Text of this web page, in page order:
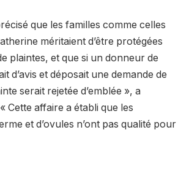
que les familles comme celles
méritaient d’être protégées
plaintes, et que si un donneur de
d’avis et déposait une demande de
serait rejetée d’emblée », a
Cette affaire a établi que les
et d’ovules n’ont pas qualité pour